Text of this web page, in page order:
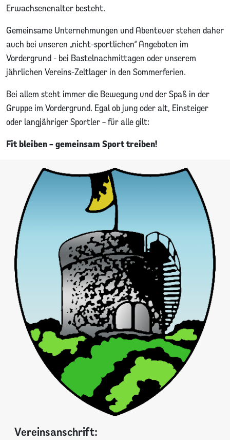
Erwachsenenalter besteht.
Gemeinsame Unternehmungen und Abenteuer stehen daher
auch bei unseren „nicht-sportlichen“ Angeboten im
Vordergrund - bei Bastelnachmittagen oder unserem
jährlichen Vereins-Zeltlager in den Sommerferien.
Bei allem steht immer die Bewegung und der Spaß in der
Gruppe im Vordergrund. Egal ob jung oder alt, Einsteiger
oder langjähriger Sportler – für alle gilt:
Fit bleiben – gemeinsam Sport treiben!
Vereinsanschrift: